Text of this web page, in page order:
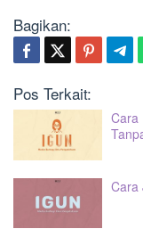
Bagikan:
Pos Terkait:
Cara
Cara